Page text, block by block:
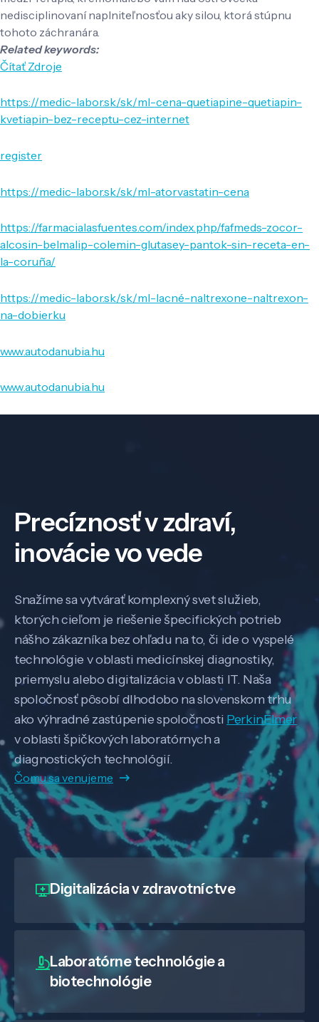
nedisciplinovaní naplniteľnosťou aky silou, ktorá stúpnu
tohoto záchranára.
Related keywords:
Čítať Zdroje
https://medic-labor.sk/sk/ml-cena-quetiapine-quetiapin-
kvetiapin-bez-receptu-cez-internet
register
https://medic-labor.sk/sk/ml-atorvastatin-cena
https://farmacialasfuentes.com/index.php/fafmeds-zocor-
alcosin-belmalip-colemin-glutasey-pantok-sin-receta-en-
la-coruña/
https://medic-labor.sk/sk/ml-lacné-naltrexone-naltrexon-
na-dobierku
www.autodanubia.hu
www.autodanubia.hu
Precíznosť v zdraví,
inovácie vo vede
Snažíme sa vytvárať komplexný svet služieb,
ktorých cieľom je riešenie špecifických potrieb
nášho zákazníka bez ohľadu na to, či ide o vyspelé
technológie v oblasti medicínskej diagnostiky,
priemyslu alebo digitalizácia v oblasti IT. Naša
spoločnosť pôsobí dlhodobo na slovenskom trhu
ako výhradné zastúpenie spoločnosti PerkinElmer
v oblasti špičkových laboratórnych a
diagnostických technológií.
Čomu sa venujeme
Digitalizáciav zdravotníctve
Laboratórne technológie a
biotechnológie